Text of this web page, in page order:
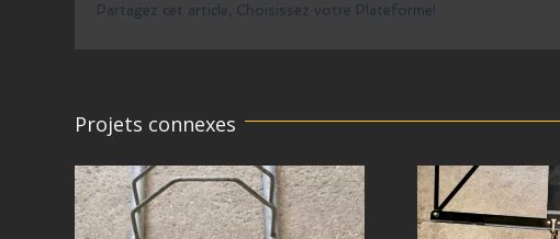
Partagez cet article, Choisissez votre Plateforme!
Projets connexes